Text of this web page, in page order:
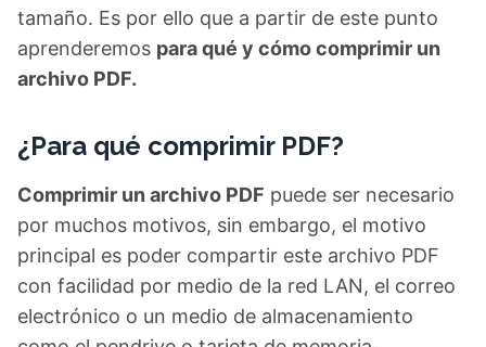
tamaño. Es por ello que a partir de este punto
aprenderemos para qué y cómo comprimir un
archivo PDF.
¿Para qué comprimir PDF?
Comprimir un archivo PDF puede ser necesario
por muchos motivos, sin embargo, el motivo
principal es poder compartir este archivo PDF
con facilidad por medio de la red LAN, el correo
electrónico o un medio de almacenamiento